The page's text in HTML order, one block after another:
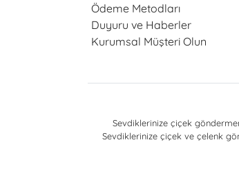
Ödeme Metodları
Duyuru ve Haberler
Kurumsal Müşteri Olun
Sevdiklerinize çiçek
Sevdiklerinize çiçek ve çelenk